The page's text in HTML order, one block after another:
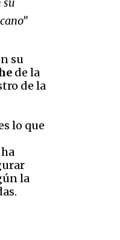
”
su
de la
de la
lo que
la